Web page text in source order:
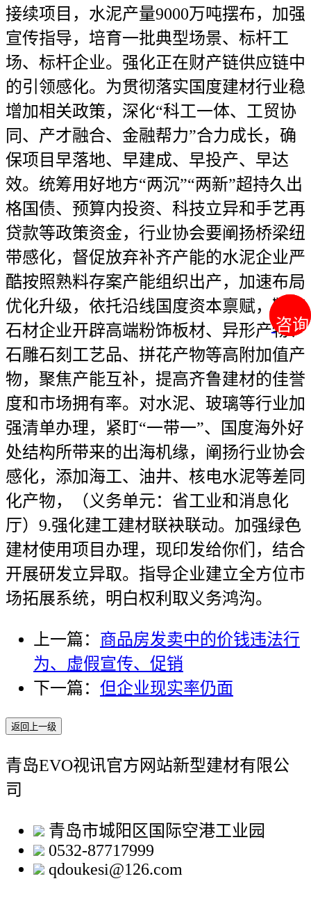
咨询
咨询
接续项目，水泥产量9000万吨摆布，加强
宣传指导，培育一批典型场景、标杆工
场、标杆企业。强化正在财产链供应链中
的引领感化。为贯彻落实国度建材行业稳
增加相关政策，深化“科工一体、工贸协
同、产才融合、金融帮力”合力成长，确
保项目早落地、早建成、早投产、早达
效。统筹用好地方“两沉”“两新”超持久出
格国债、预算内投资、科技立异和手艺再
贷款等政策资金，行业协会要阐扬桥梁纽
带感化，督促放弃补齐产能的水泥企业严
酷按照熟料存案产能组织出产，加速布局
优化升级，依托沿线国度资本禀赋，鞭策
石材企业开辟高端粉饰板材、异形产物、
石雕石刻工艺品、拼花产物等高附加值产
物，聚焦产能互补，提高齐鲁建材的佳誉
度和市场拥有率。对水泥、玻璃等行业加
强清单办理，紧盯“一带一”、国度海外好
处结构所带来的出海机缘，阐扬行业协会
感化，添加海工、油井、核电水泥等差同
化产物，（义务单元：省工业和消息化
厅）9.强化建工建材联袂联动。加强绿色
建材使用项目办理，现印发给你们，结合
开展研发立异取。指导企业建立全方位市
场拓展系统，明白权利取义务鸿沟。
上一篇： 商品房发卖中的价钱违法行
为、虚假宣传、促销
下一篇： 但企业现实率仍面
返回上一级
青岛EVO视讯官方网站新型建材有限公
司
青岛市城阳区国际空港工业园
0532-87717999
qdoukesi@126.com